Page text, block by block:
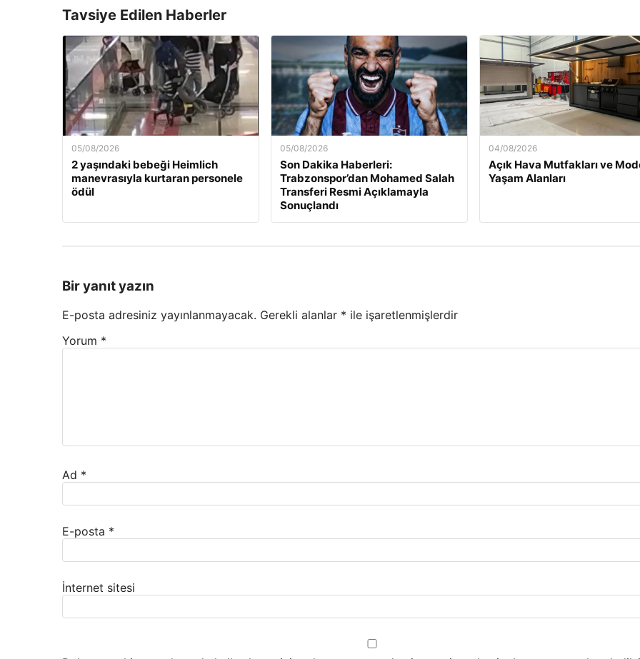
Tavsiye Edilen Haberler
05/08/2026
2 yaşındaki bebeği Heimlich
manevrasıyla kurtaran personele
ödül
05/08/2026
Son Dakika Haberleri:
Trabzonspor’dan Mohamed Salah
Transferi Resmi Açıklamayla
Sonuçlandı
04/08/2026
Açık Hava Mutfakları ve
Yaşam Alanları
Bir yanıt yazın
E-posta adresiniz yayınlanmayacak. Gerekli alanlar * ile işaretlenmişlerdir
Yorum *
Ad *
E-posta *
İnternet sitesi